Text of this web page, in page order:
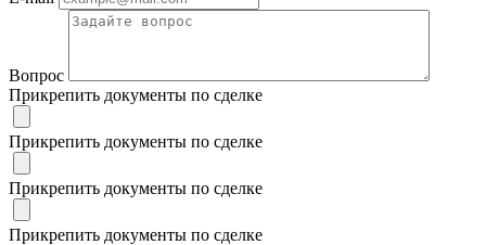
Вопрос
Прикрепить документы по сделке
Прикрепить документы по сделке
Прикрепить документы по сделке
Прикрепить документы по сделке